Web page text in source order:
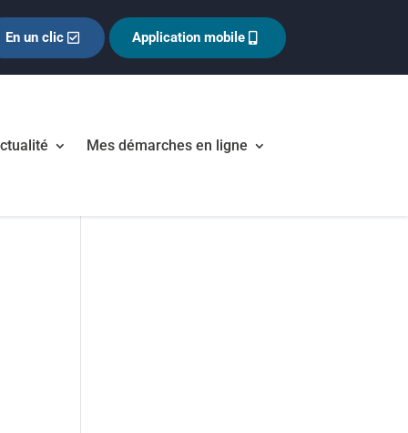
En un clic Application mobile
Mes démarches en ligne